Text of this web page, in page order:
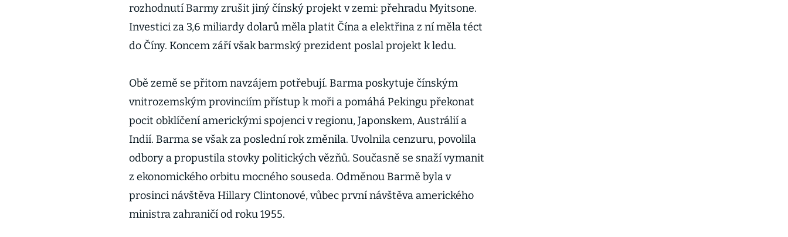
rozhodnutí Barmy zrušit jiný čínský projekt v zemi: přehradu Myitsone.
Investici za 3,6 miliardy dolarů měla platit Čína a elektřina z ní měla téct
do Číny. Koncem září však barmský prezident poslal projekt k ledu.
Obě země se přitom navzájem potřebují. Barma poskytuje čínským
vnitrozemským provinciím přístup k moři a pomáhá Pekingu překonat
pocit obklíčení americkými spojenci v regionu, Japonskem, Austrálií a
Indií. Barma se však za poslední rok změnila. Uvolnila cenzuru, povolila
odbory a propustila stovky politických vězňů. Současně se snaží vymanit
z ekonomického orbitu mocného souseda. Odměnou Barmě byla v
prosinci návštěva Hillary Clintonové, vůbec první návštěva amerického
ministra zahraničí od roku 1955.